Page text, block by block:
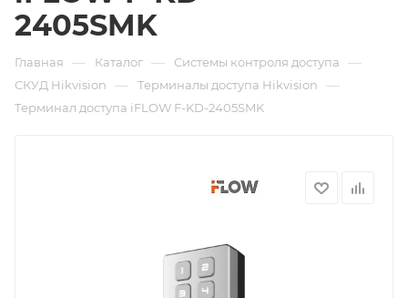
2405SMK
Главная — Каталог — Системы контроля доступа —
СКУД Hikvision — Терминалы доступа Hikvision —
Терминал доступа iFLOW F-KD-2405SMK